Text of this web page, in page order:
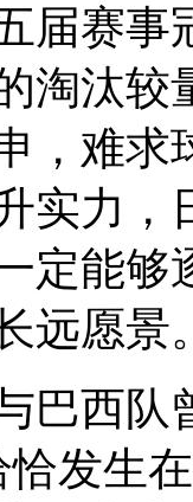
赛事
淘汰较
，难求
实力，
定能
远愿景
西队
发生